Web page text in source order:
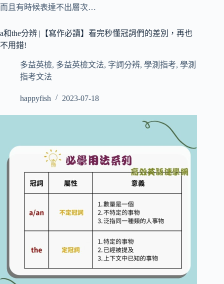
而且有時候表達不出層次…
a和the分辨 |【寫作必讀】看完秒懂冠詞們的差別，再也
不用錯!
多益英檢, 多益英檢文法, 字詞分辨, 學測指考, 學測
指考文法
happyfish 2023-07-18